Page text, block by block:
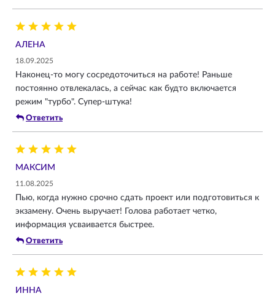
АЛЕНА
18.09.2025
Наконец-то могу сосредоточиться на работе! Раньше
постоянно отвлекалась, а сейчас как будто включается
режим "турбо". Супер-штука!
Ответить
МАКСИМ
11.08.2025
Пью, когда нужно срочно сдать проект или подготовиться к
экзамену. Очень выручает! Голова работает четко,
информация усваивается быстрее.
Ответить
ИННА